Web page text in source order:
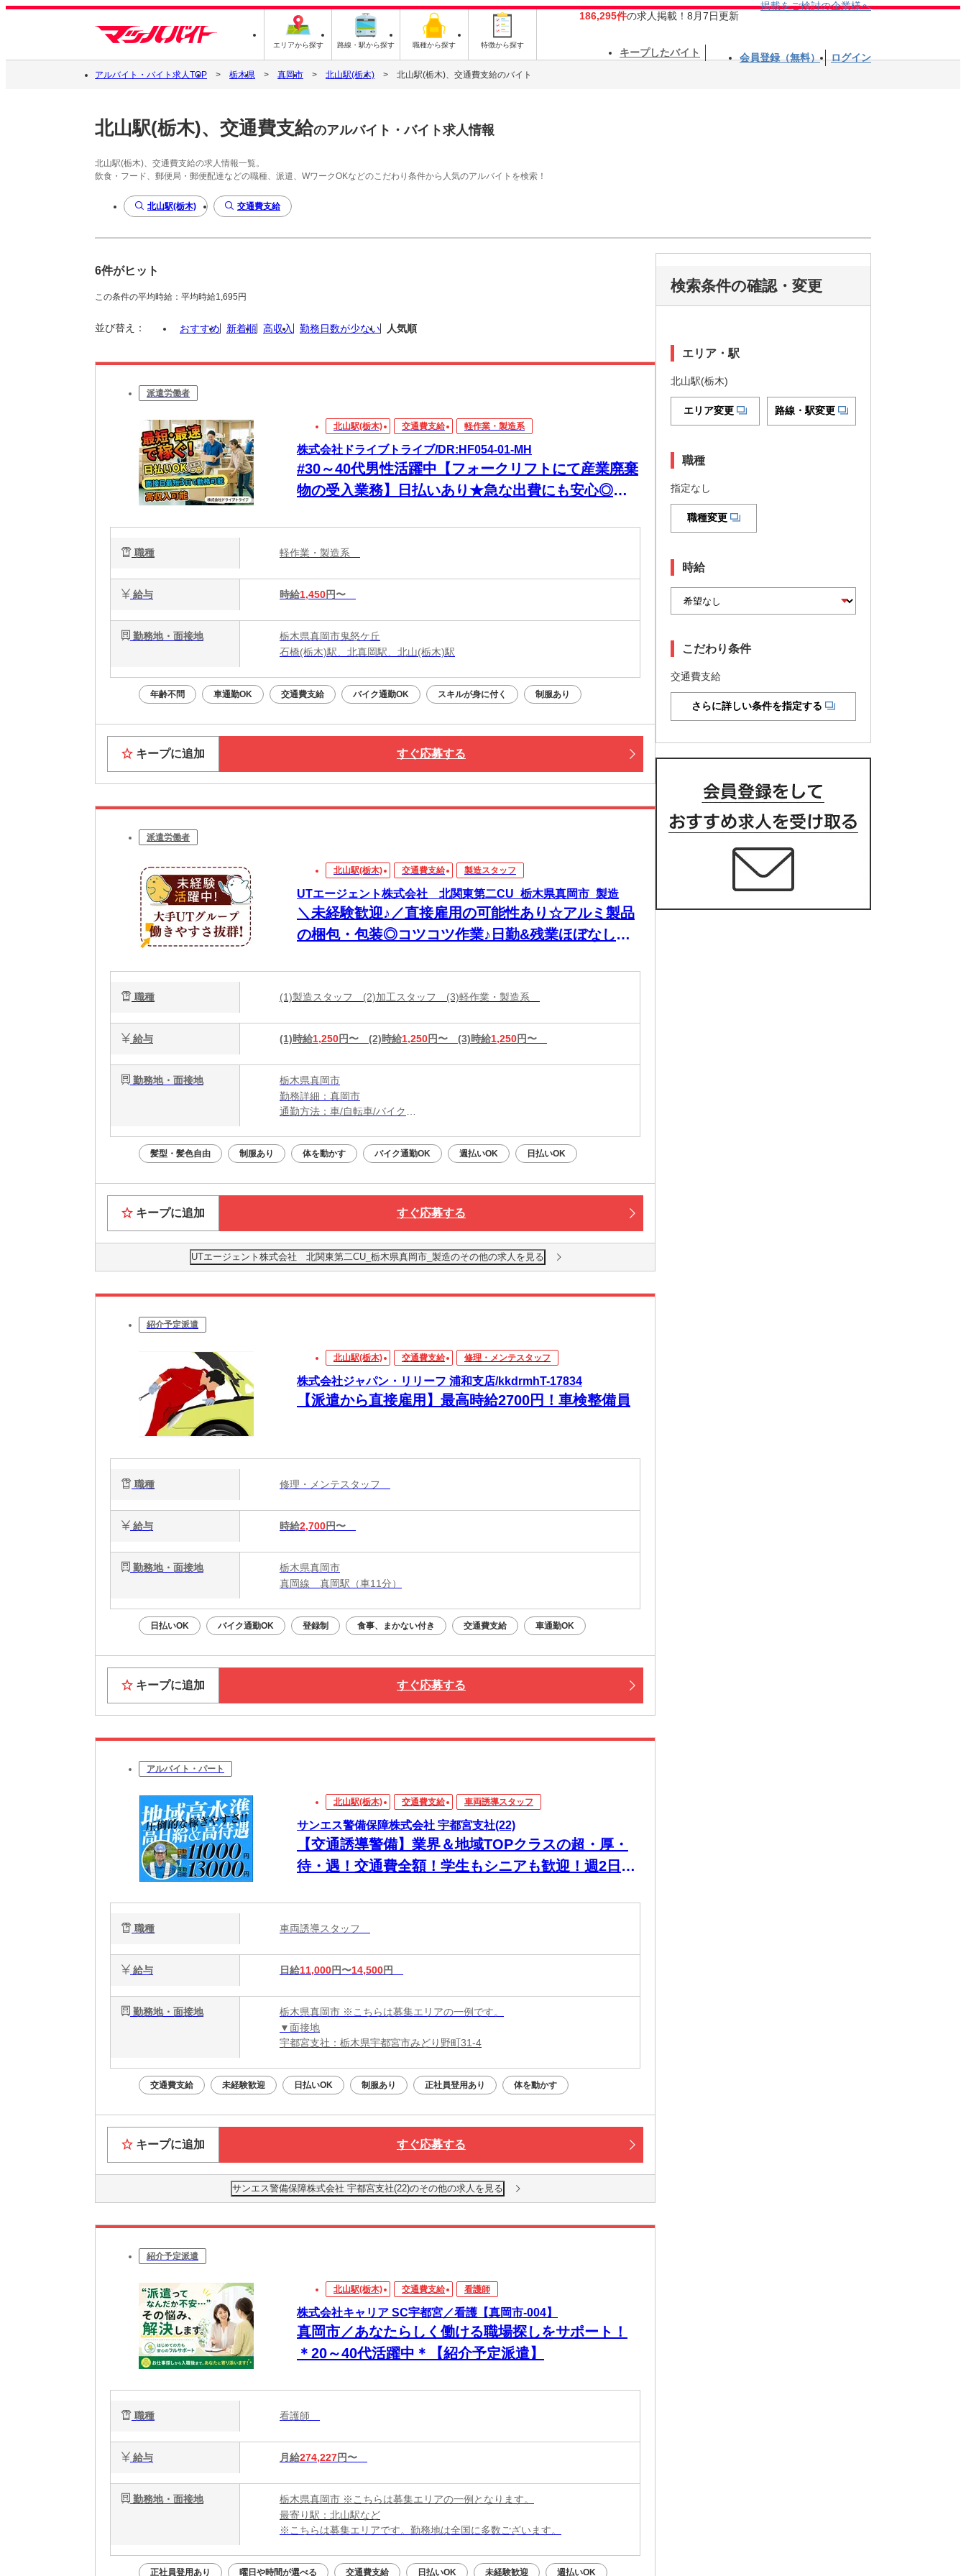
エリアから探す 路線・駅から探す 職種から探す 特徴から探す
186,295件の求人掲載！8月7日更新
掲載をご検討の企業様へ
キープしたバイト 会員登録（無料） ログイン
アルバイト・バイト求人TOP 栃木県 真岡市 北山駅(栃木) 北山駅(栃木)、交通費支給のバイト
北山駅(栃木)、交通費支給のアルバイト・バイト求人情報
北山駅(栃木)、交通費支給の求人情報一覧。
飲食・フード、郵便局・郵便配達などの職種、派遣、WワークOKなどのこだわり条件から人気のアルバイトを検索！
北山駅(栃木) 交通費支給
6件がヒット
この条件の平均時給：平均時給1,695円
並び替え： おすすめ 新着順 高収入 勤務日数が少ない 人気順
派遣労働者
北山駅(栃木) 交通費支給 軽作業・製造系
株式会社ドライブトライブ/DR:HF054-01-MH
#30～40代男性活躍中【フォークリフトにて産業廃棄
物の受入業務】日払いあり★急な出費にも安心◎頑
職種 軽作業・製造系
給与 時給1,450円〜
勤務地・面接地
栃木県真岡市鬼怒ケ丘
石橋(栃木)駅、北真岡駅、北山(栃木)駅
年齢不問 車通勤OK 交通費支給 バイク通勤OK スキルが身に付く 制服あり
キープに追加 すぐ応募する
派遣労働者
北山駅(栃木) 交通費支給 製造スタッフ
UTエージェント株式会社 北関東第二CU_栃木県真岡市_製造
＼未経験歓迎♪／直接雇用の可能性あり☆アルミ製品
の梱包・包装◎コツコツ作業♪日勤&残業ほぼなし！
職種 (1)製造スタッフ (2)加工スタッフ (3)軽作業・製造系
給与 (1)時給1,250円〜 (2)時給1,250円〜 (3)時給1,250円〜
勤務地・面接地
栃木県真岡市
勤務詳細：真岡市
通勤方法：車/自転車/バイク
髪型・髪色自由 制服あり 体を動かす バイク通勤OK 週払いOK 日払いOK
キープに追加 すぐ応募する
UTエージェント株式会社 北関東第二CU_栃木県真岡市_製造のその他の求人を見る
紹介予定派遣
北山駅(栃木) 交通費支給 修理・メンテスタッフ
株式会社ジャパン・リリーフ 浦和支店/kkdrmhT-17834
【派遣から直接雇用】最高時給2700円！車検整備員
職種 修理・メンテスタッフ
給与 時給2,700円〜
勤務地・面接地
栃木県真岡市
真岡線 真岡駅（車11分）
日払いOK バイク通勤OK 登録制 食事、まかない付き 交通費支給 車通勤OK
キープに追加 すぐ応募する
アルバイト・パート
北山駅(栃木) 交通費支給 車両誘導スタッフ
サンエス警備保障株式会社 宇都宮支社(22)
【交通誘導警備】業界＆地域TOPクラスの超・厚・
待・遇！交通費全額！学生もシニアも歓迎！週2日～
職種 車両誘導スタッフ
給与 日給11,000円〜14,500円
勤務地・面接地
栃木県真岡市 ※こちらは募集エリアの一例です。
▼面接地
宇都宮支社：栃木県宇都宮市みどり野町31-4
交通費支給 未経験歓迎 日払いOK 制服あり 正社員登用あり 体を動かす
キープに追加 すぐ応募する
サンエス警備保障株式会社 宇都宮支社(22)のその他の求人を見る
紹介予定派遣
北山駅(栃木) 交通費支給 看護師
株式会社キャリア SC宇都宮／看護【真岡市-004】
真岡市／あなたらしく働ける職場探しをサポート！
＊20～40代活躍中＊【紹介予定派遣】
職種 看護師
給与 月給274,227円〜
勤務地・面接地
栃木県真岡市 ※こちらは募集エリアの一例となります。
最寄り駅：北山駅など
※こちらは募集エリアです。勤務地は全国に多数ございます。
正社員登用あり 曜日や時間が選べる 交通費支給 日払いOK 未経験歓迎 週払いOK
検索条件の確認・変更
エリア・駅
北山駅(栃木)
エリア変更 路線・駅変更
職種
指定なし
職種変更
時給
こだわり条件
交通費支給
さらに詳しい条件を指定する